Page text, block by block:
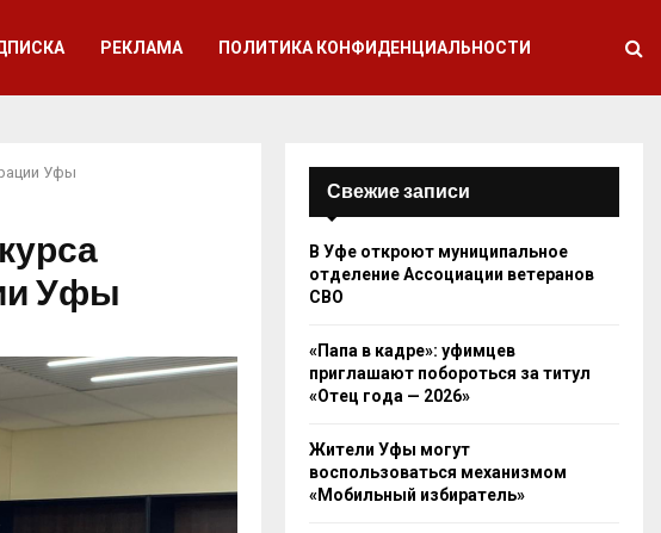
РЕКЛАМА ПОЛИТИКА КОНФИДЕНЦИАЛЬНОСТИ
Уфы
Уфы
Свежие записи
В Уфе откроют муниципальное
отделение Ассоциации ветеранов
СВО
«Папа в кадре»: уфимцев
приглашают побороться за титул
«Отец года — 2026»
Жители Уфы могут
воспользоваться механизмом
«Мобильный избиратель»